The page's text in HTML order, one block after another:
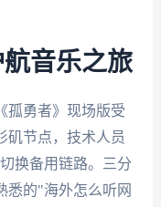
音乐之旅
孤勇者》现场版受
矶节点，技术人员
换备用链路。三分
悉的"海外怎么听网